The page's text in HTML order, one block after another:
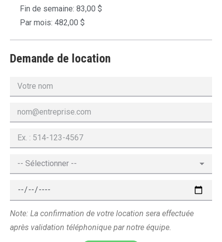
Fin de semaine: 83,00 $
Par mois: 482,00 $
Demande de location
Note: La confirmation de votre location sera effectuée
après validation téléphonique par notre équipe.